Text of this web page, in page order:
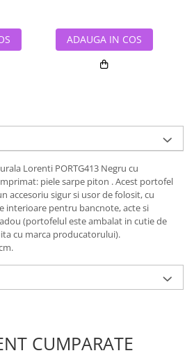
ADAUGA IN COS
Lorenti PORTG413 Negru cu
piele sarpe piton . Acest portofel
accesoriu sigur si usor de folosit, cu
interioare pentru bancnote, acte si
(portofelul este ambalat in cutie de
cu marca producatorului).
CUMPARATE